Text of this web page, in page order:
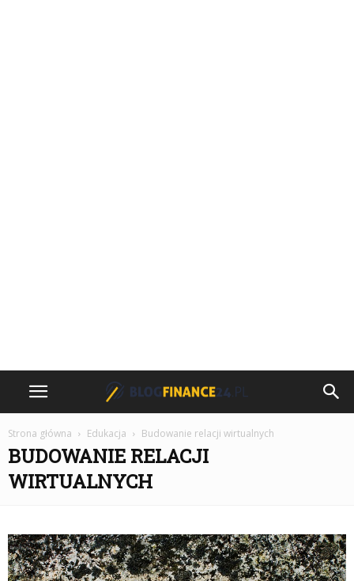
Strona główna Edukacja Budowanie relacji wirtualnych
BUDOWANIE RELACJI
WIRTUALNYCH